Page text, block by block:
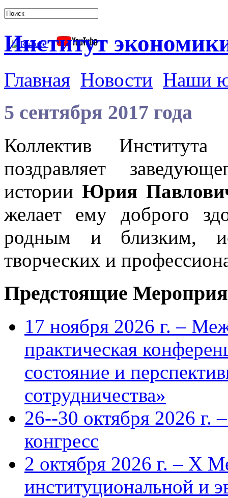
Институт
Главная Новости Наши
5 сентября 2017 года
Коллектив
поздравляет
истории Юрия
желает ему доброго
родным и близким,
творческих и
Предстоящие
17 ноября 2026 г. –
практическая
состояние и
сотрудничества»
26--30 октября 2026 г.
конгресс
2 октября 2026 г. – X
институциональной и